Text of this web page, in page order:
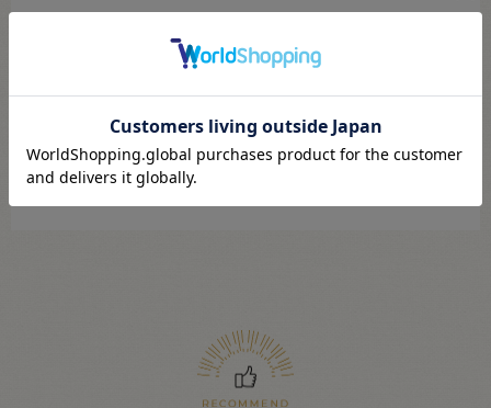
【ご注文前に必ずお読み下さい】
なる場合がございます。
・開封された商品の交換・返品はできません。
・当社の他オンラインショップと在庫を共有しており、注文が確定して